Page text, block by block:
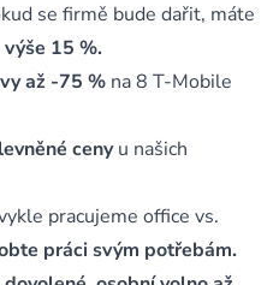
se firmě bude dařit, máte
15 %.
až -75 % na 8 T-Mobile
cenyu našich
pracujeme office vs.
práci svým potřebám.